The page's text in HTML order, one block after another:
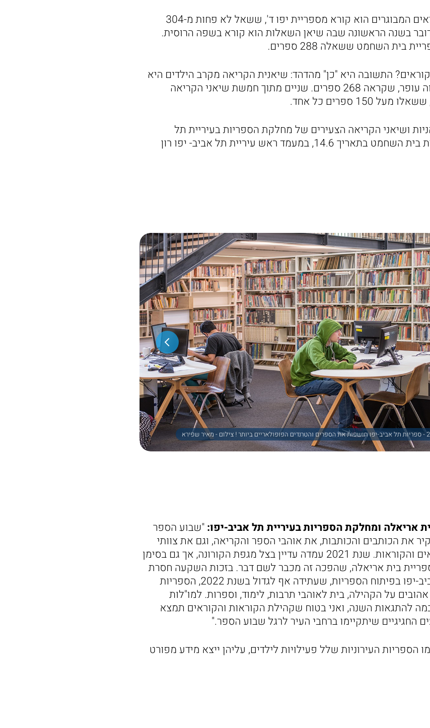
שיאן הקריאה מבין הקוראים המבוגרים הוא קורא מספריית יפו ד', ששאל לא פחות מ-304
בשנה הראשונה שבה שיאן השאלות הוא קורא בשפה הרוסית.
בית השחמט ששאלה 288 ספרים.
התשובה היא "כן" מהדהד: שיאנית הקריאה מקרב הילדים היא
ילדה בת 13 מספריית נווה עופר, שקראה 268 ספרים. שניים מתוך חמשת שיאני הקריאה
ושיאני הקריאה הצעירים של מחלקת הספריות בעיריית תל
אביב-יפו יתקיים בספריית בית השחמט בתאריך 14.6, במעמד ראש עיריית תל אביב- יפו רון
אריאלה ומחלקת הספריות בעיריית תל אביב-יפו: "שבוע הספר
את הכותבים והכותבות, את אוהבי הספר והקריאה, וגם את צוותי
הספריות – אוהבי הקוראים והקוראות. שנת 2021 עמדה עדיין בצל מגפת הקורונה, אך גם בסימן
בית אריאלה, שהפכה זה מכבר לשם דבר. בזכות השקעה חסרת
תקדים של עיריית תל אביב-יפו בפיתוח הספריות, שעתידה אף לגדול בשנת 2022, הספריות
על הקהילה, בית לאוהבי תרבות, לימוד, וספרות. למו"לות
להתגאות השנה, ואני בטוח שקהילת הקוראות והקוראים תמצא
החגיגיים שיתקיימו ברחבי העיר לרגל שבוע הספר."
הספריות העירוניות שלל פעילויות לילדים, עליהן ייצא מידע מפורט